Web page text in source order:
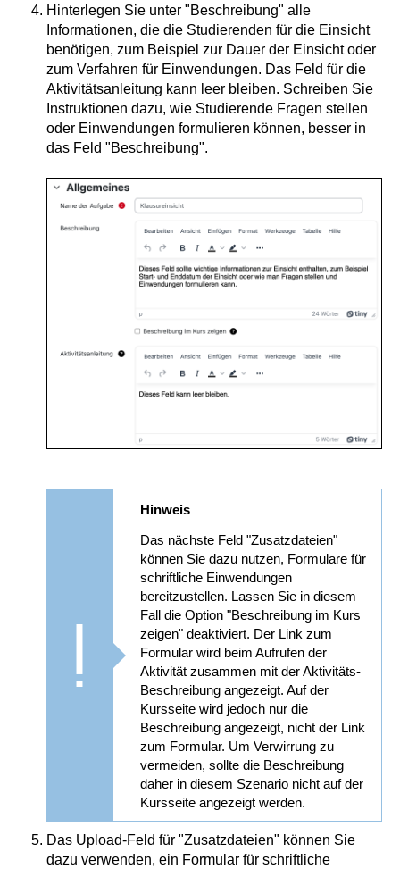
Hinterlegen Sie unter "Beschreibung" alle
Informationen, die die Studierenden für die Einsicht
benötigen, zum Beispiel zur Dauer der Einsicht oder
zum Verfahren für Einwendungen. Das Feld für die
Aktivitätsanleitung kann leer bleiben. Schreiben Sie
Instruktionen dazu, wie Studierende Fragen stellen
oder Einwendungen formulieren können, besser in
das Feld "Beschreibung".
Hinweis
Das nächste Feld "Zusatzdateien"
können Sie dazu nutzen, Formulare für
schriftliche Einwendungen
bereitzustellen. Lassen Sie in diesem
Fall die Option "Beschreibung im Kurs
zeigen" deaktiviert. Der Link zum
Formular wird beim Aufrufen der
Aktivität zusammen mit der Aktivitäts-
Beschreibung angezeigt. Auf der
Kursseite wird jedoch nur die
Beschreibung angezeigt, nicht der Link
zum Formular. Um Verwirrung zu
vermeiden, sollte die Beschreibung
daher in diesem Szenario nicht auf der
Kursseite angezeigt werden.
Das Upload-Feld für "Zusatzdateien" können Sie
dazu verwenden, ein Formular für schriftliche